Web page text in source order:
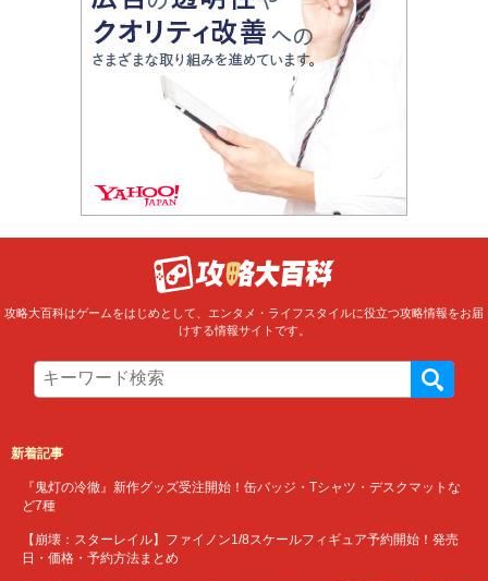
攻略大百科はゲームをはじめとして、エンタメ・ライフスタイルに役立つ攻略情報をお届
けする情報サイトです。
新着記事
『鬼灯の冷徹』新作グッズ受注開始！缶バッジ・Tシャツ・デスクマットな
ど7種
【崩壊：スターレイル】ファイノン1/8スケールフィギュア予約開始！発売
日・価格・予約方法まとめ